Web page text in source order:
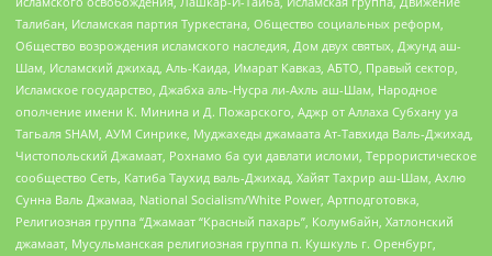
Талибан, Исламская партия Туркестана, Общество социальных реформ,
Общество возрождения исламского наследия, Дом двух святых, Джунд аш-
Шам, Исламский джихад, Аль-Каида, Имарат Кавказ, АБТО, Правый сектор,
Исламское государство, Джабха аль-Нусра ли-Ахль аш-Шам, Народное
ополчение имени К. Минина и Д. Пожарского, Аджр от Аллаха Субхану уа
Тагьаля SHAM, АУМ Синрике, Муджахеды джамаата Ат-Тавхида Валь-Джихад,
Чистопольский Джамаат, Рохнамо ба суи давлати исломи, Террористическое
сообщество Сеть, Катиба Таухид валь-Джихад, Хайят Тахрир аш-Шам, Ахлю
Сунна Валь Джамаа, National Socialism/White Power, Артподготовка,
Религиозная группа “Джамаат “Красный пахарь”, Колумбайн, Хатлонский
джамаат, Мусульманская религиозная группа п. Кушкуль г. Оренбург,